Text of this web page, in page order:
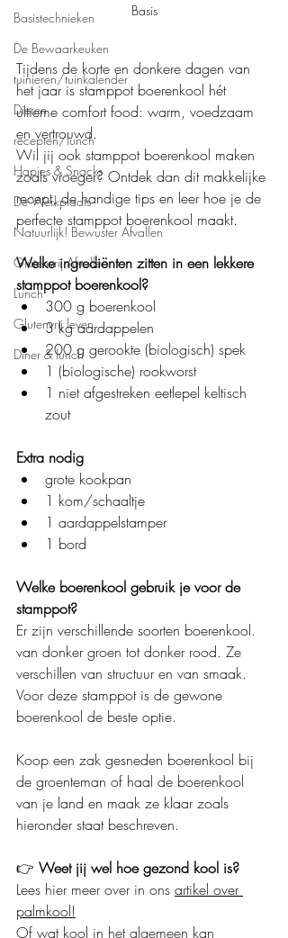
Basistechnieken
De Bewaarkeuken
tuinieren/tuinkalender
Dieren
recepten/lunch
Hapjes & Snacks
De Werkplaats
Natuurlijk! Bewuster Afvallen
Glutenvrij Afvallen
Lunch
Glutenvrij leven
Diner & lunch
Basis
Tijdens de korte en donkere dagen van
het jaar is stamppot boerenkool hét
ultieme comfort food: warm, voedzaam
en vertrouwd.
Wil jij ook stamppot boerenkool maken
zoals vroeger? Ontdek dan dit makkelijke
recept, de handige tips en leer hoe je de
perfecte stamppot boerenkool maakt.
Welke ingrediënten zitten in een lekkere
stamppot boerenkool?
300 g boerenkool
3 kg aardappelen
200 g gerookte (biologisch) spek
1 (biologische) rookworst
1 niet afgestreken eetlepel keltisch
zout
Extra nodig
grote kookpan
1 kom/schaaltje
1 aardappelstamper
1 bord
Welke boerenkool gebruik je voor de
stamppot?
Er zijn verschillende soorten boerenkool.
van donker groen tot donker rood. Ze
verschillen van structuur en van smaak.
Voor deze stamppot is de gewone
boerenkool de beste optie.
Koop een zak gesneden boerenkool bij
de groenteman of haal de boerenkool
van je land en maak ze klaar zoals
hieronder staat beschreven.
👉 Weet jij wel hoe gezond kool is?
Lees hier meer over in ons artikel over
palmkool!
Of wat kool in het algemeen kan